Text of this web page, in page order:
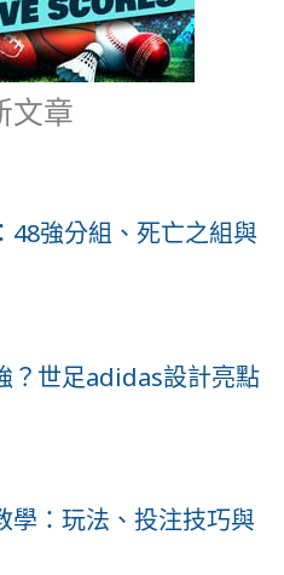
文章
48強分組、死亡之組與
？世足adidas設計亮點
學：玩法、投注技巧與